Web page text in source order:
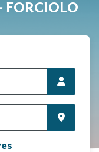
FORCIOLO